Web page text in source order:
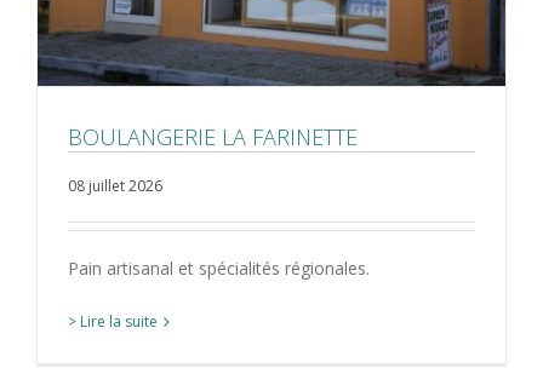
BOULANGERIE LA FARINETTE
08 juillet 2026
Pain artisanal et spécialités régionales.
> Lire la suite